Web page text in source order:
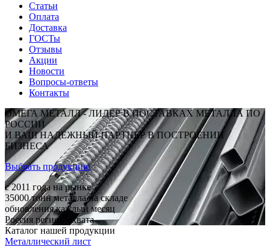
Статьи
Оплата
Доставка
ГОСТы
Отзывы
Акции
Новости
Вопросы-ответы
Контакты
ОМЕГА МЕТАЛЛ - ЛИДЕР В ПОСТАВКАХ МЕТАЛЛА ПО
РОССИИ
И ВАШ НАДЕЖНЫЙ ПАРТНЕР В ПОСТРОЕНИИ
БИЗНЕСА
Выбрать продукцию
c 2011 года на рынке
35000 тонн металла на складе
обновления каждый месяц
Россия регион охвата
Каталог нашей продукции
Металлический лист